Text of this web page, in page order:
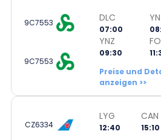
9C7553 DLC
07:00
9C7553
YNZ
09:30
Preise und
anzeigen >>
CZ6334
LYG
12:40
CAN
15:10